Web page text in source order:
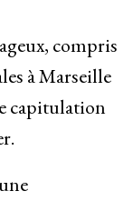
compris
à Marseille
capitulation